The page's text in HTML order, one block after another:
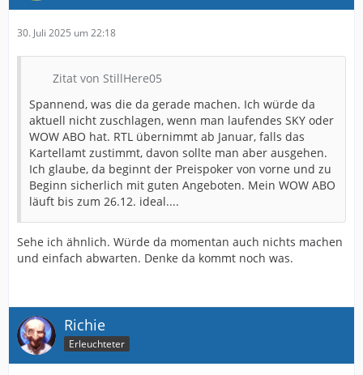
30. Juli 2025 um 22:18
Zitat von StillHere05
Spannend, was die da gerade machen. Ich würde da
aktuell nicht zuschlagen, wenn man laufendes SKY oder
WOW ABO hat. RTL übernimmt ab Januar, falls das
Kartellamt zustimmt, davon sollte man aber ausgehen.
Ich glaube, da beginnt der Preispoker von vorne und zu
Beginn sicherlich mit guten Angeboten. Mein WOW ABO
läuft bis zum 26.12. ideal....
Sehe ich ähnlich. Würde da momentan auch nichts machen
und einfach abwarten. Denke da kommt noch was.
Richie
Erleuchteter